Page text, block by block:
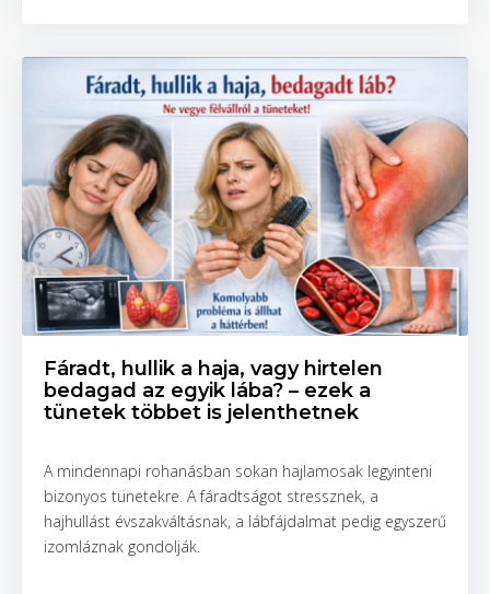
Fáradt, hullik a haja, vagy hirtelen
bedagad az egyik lába? – ezek a
tünetek többet is jelenthetnek
A mindennapi rohanásban sokan hajlamosak legyinteni
bizonyos tünetekre. A fáradtságot stressznek, a
hajhullást évszakváltásnak, a lábfájdalmat pedig egyszerű
izomláznak gondolják.